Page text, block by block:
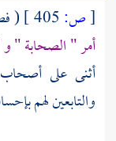
[ص: (
أمر "الصحابة" و
أثنى على
والتابعينلهم